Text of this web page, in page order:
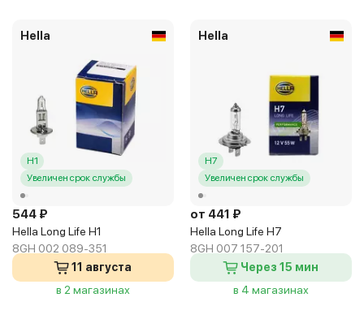
Hella
H1
Увеличен срок службы
544 ₽
Hella Long Life H1
8GH 002 089-351
11 августа
в 2 магазинах
Hella
H7
Увеличен срок службы
от 441 ₽
Hella Long Life H7
8GH 007 157-201
Через 15 мин
в 4 магазинах